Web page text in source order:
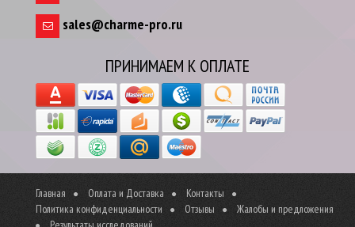
sales@charme-pro.ru
ПРИНИМАЕМ К ОПЛАТЕ
Главная Оплата и Доставка
Контакты
Политика конфиденциальности
Отзывы
Жалобы и предложения